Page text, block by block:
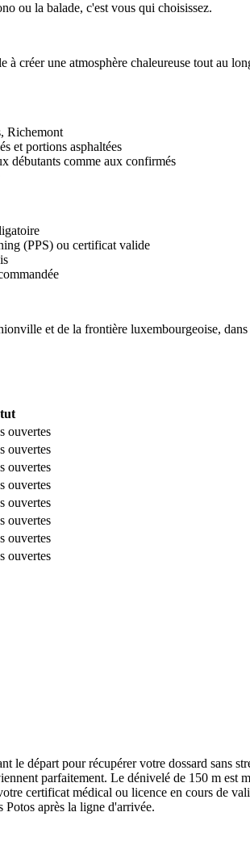
ou la balade, c'est vous qui choisissez.
créer une atmosphère chaleureuse tout au
Richemont
et portions asphaltées
débutants comme aux confirmés
(PPS) ou certificat valide
et de la frontière luxembourgeoise,
ouvertes
ouvertes
ouvertes
ouvertes
ouvertes
ouvertes
ouvertes
ouvertes
le départ pour récupérer votre dossard sans
parfaitement. Le dénivelé de 150 m est
certificat médical ou licence en cours de
Potos après la ligne d'arrivée.